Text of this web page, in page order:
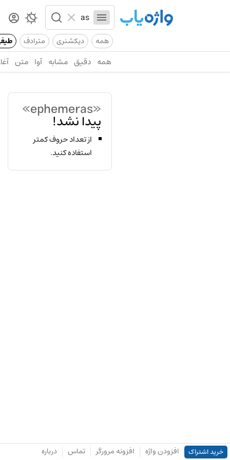
همه دیکشنری مترادف
همه دقیق مشابه آوا متن
«ephemeras»
پیدا نشد!
از تعداد حروف کمتر
استفاده کنید.
خرید اشتراک افزودن واژه افزونه مرورگر تماس درباره